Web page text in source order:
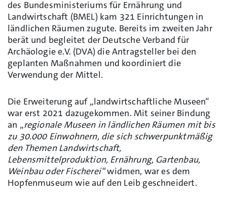
des Bundesministeriums für Ernährung und
Landwirtschaft (BMEL) kam 321 Einrichtungen in
ländlichen Räumen zugute. Bereits im zweiten Jahr
berät und begleitet der Deutsche Verband für
Archäologie e.V. (DVA)die Antragsteller bei den
geplanten Maßnahmen und koordiniert die
Verwendung der Mittel.
Die Erweiterung auf „landwirtschaftliche Museen“
war erst 2021 dazugekommen. Mit seiner Bindung
an „regionale Museen in ländlichen Räumen mit bis
zu 30.000 Einwohnern, die sich schwerpunktmäßig
den Themen Landwirtschaft,
Lebensmittelproduktion, Ernährung, Gartenbau,
Weinbau oder Fischerei“widmen, war es dem
Hopfenmuseum wie auf den Leib geschneidert.